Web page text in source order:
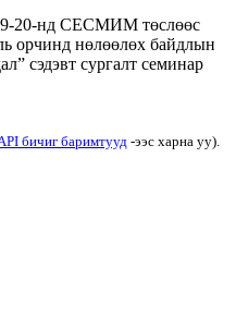
20-нд СЕСМИМ төслөөс
орчинд нөлөөлөх байдлын
сэдэвт сургалт семинар
бичиг баримтууд -ээс харна уу).